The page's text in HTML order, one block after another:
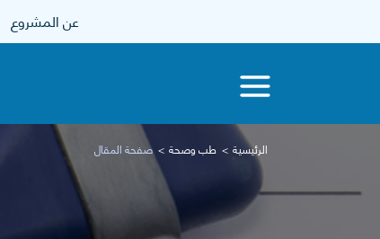
عن المشروع
الرئيسية طب وصحة صفحة المقال